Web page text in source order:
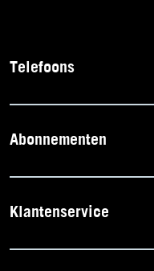
Telefoons
Abonnementen
Klantenservice